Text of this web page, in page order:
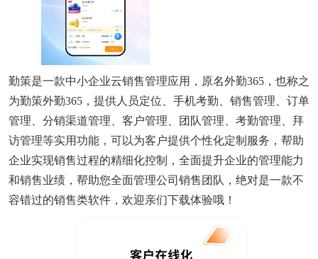
勤策是一款中小企业云销售管理应用，原名外勤365，也称之
为勤策外勤365，提供人员定位、手机考勤、销售管理、订单
管理、分销渠道管理、客户管理、团队管理、考勤管理、拜
访管理等实用功能，可以为客户提供个性化定制服务，帮助
企业实现销售过程的精细化控制，全面提升企业的管理能力
和销售业绩，帮助您全面管理公司销售团队，绝对是一款不
容错过的销售类软件，欢迎亲们下载体验哦！